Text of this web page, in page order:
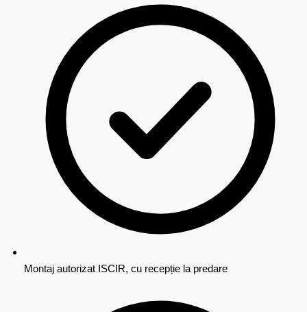
Montaj autorizat ISCIR, cu recepție la predare